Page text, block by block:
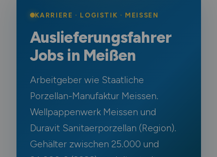
KARRIERE · LOGISTIK · MEISSEN
Auslieferungsfahrer
Jobs in Meißen
Arbeitgeber wie Staatliche
Porzellan-Manufaktur Meissen.
Wellpappenwerk Meissen und
Duravit Sanitaerporzellan (Region).
Gehälter zwischen 25.000 und